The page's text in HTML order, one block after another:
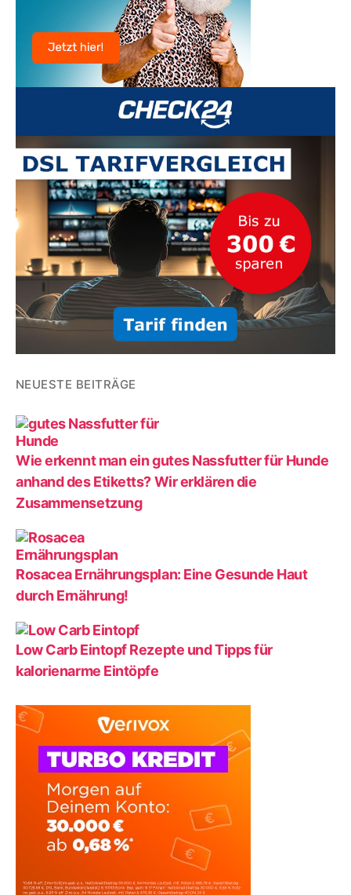
NEUESTE BEITRÄGE
Wie erkennt man ein gutes Nassfutter für Hunde
anhand des Etiketts? Wir erklären die
Zusammensetzung
Rosacea Ernährungsplan: Eine Gesunde Haut
durch Ernährung!
Low Carb Eintopf Rezepte und Tipps für
kalorienarme Eintöpfe